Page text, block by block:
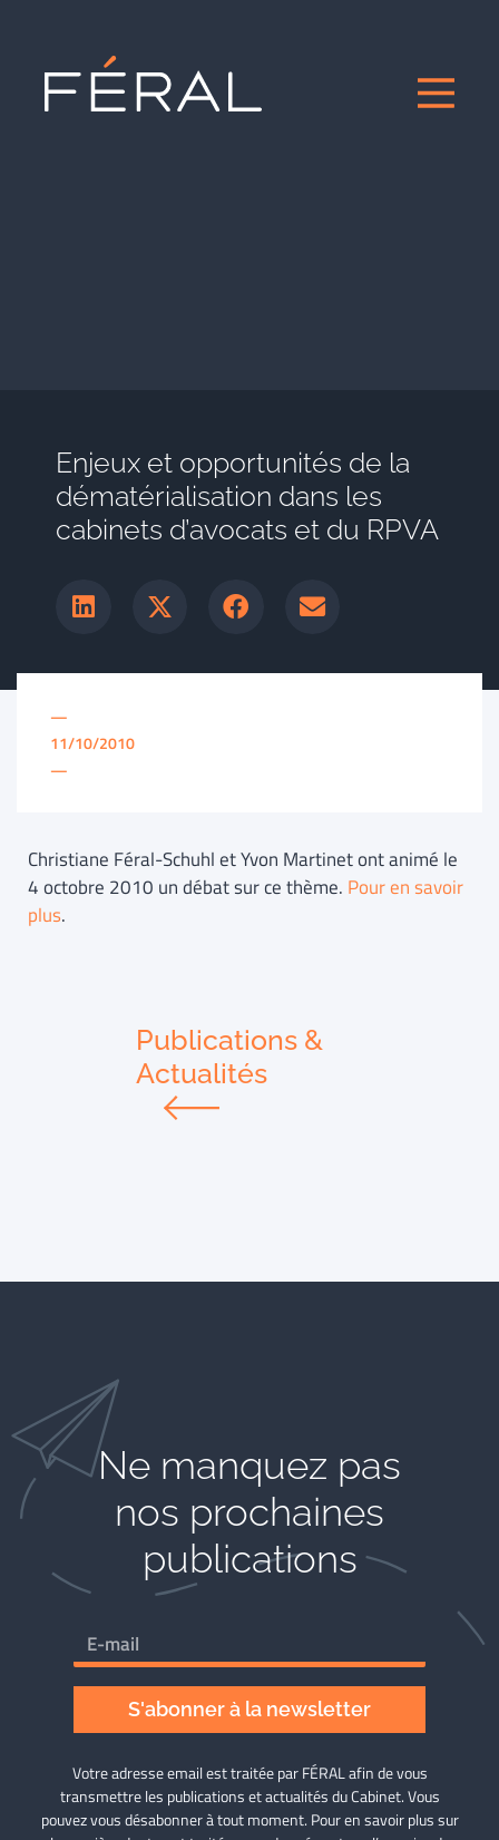
Enjeux et opportunités de la
dématérialisation dans les
cabinets d’avocats et du RPVA
—
11/10/2010
—
Christiane Féral-Schuhl et Yvon Martinet ont animé le
4 octobre 2010 un débat sur ce thème. Pour en savoir
plus.
Publications &
Actualités
Ne manquez pas
nos prochaines
publications
S'abonner à la newsletter
Votre adresse email est traitée par FÉRAL afin de vous
transmettre les publications et actualités du Cabinet. Vous
pouvez vous désabonner à tout moment. Pour en savoir plus sur